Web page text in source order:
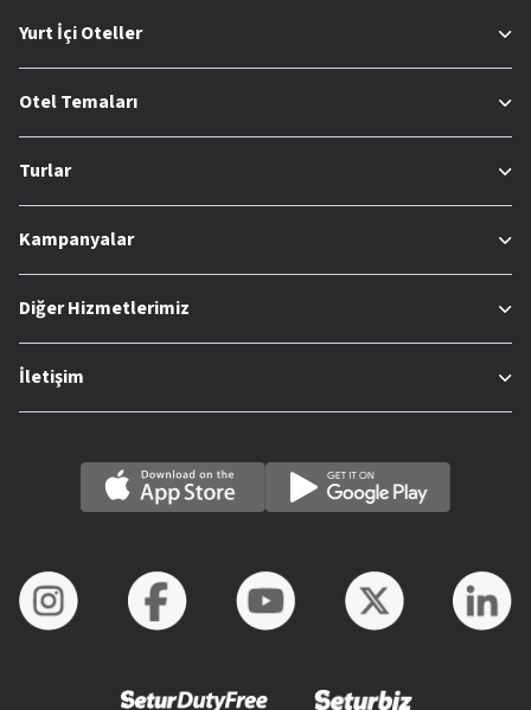
Yurt İçi Oteller
Otel Temaları
Turlar
Kampanyalar
Diğer Hizmetlerimiz
İletişim